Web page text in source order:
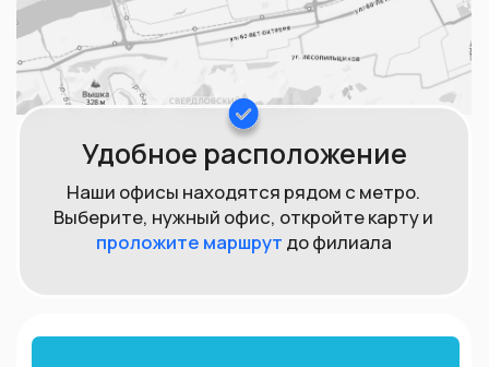
Дорогостоящая вещь, которая есть в наличии
далеко не у всех подобных организаций.Удобна
при определении стоимости нестандартных
ювелирных изделий, изготовленных у частных
ювелиров, или золота без клейма.